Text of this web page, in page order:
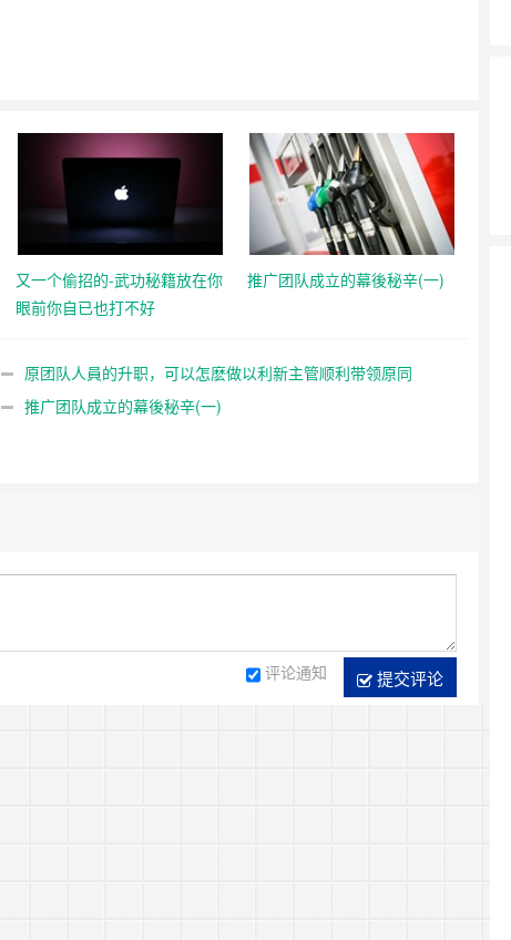
又一个偷招的-武功秘籍放在你
眼前你自已也打不好
推广团队成立的幕後秘辛(一)
原团队人員的升职，可以怎麽做以利新主管顺利带领原同
事？推广团队成立的幕後秘辛(一)
提交评论
评论通知